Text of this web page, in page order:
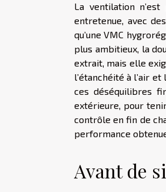
La ventilation
entretenue, avec
qu’une VMC
plus ambitieux, la
extrait, mais elle
l’étanchéité à l’air
ces déséquilibres
extérieure, pour
contrôle en fin de
performance
Avant de